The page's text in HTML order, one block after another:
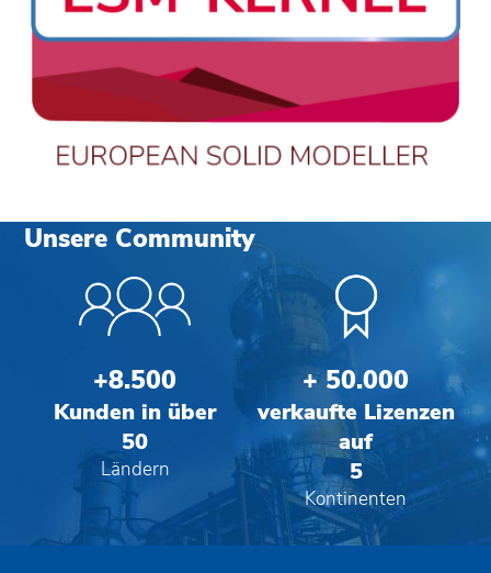
Unsere Community
+8.500
Kunden in über
50
Ländern
+ 50.000
verkaufte Lizenzen
auf
5
Kontinenten